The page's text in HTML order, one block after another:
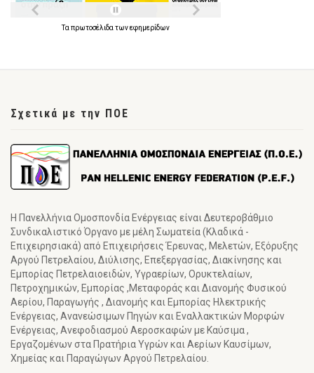
Τα πρωτοσέλιδα τωνεφημερίδων
Σχετικά με την ΠΟΕ
Η Πανελλήνια Ομοσπονδία Ενέργειας είναι Δευτεροβάθμιο
Συνδικαλιστικό Όργανο με μέλη Σωματεία (Κλαδικά -
Επιχειρησιακά) από Επιχειρήσεις Έρευνας, Μελετών, Εξόρυξης
Αργού Πετρελαίου, Διύλισης, Επεξεργασίας, Διακίνησης και
Εμπορίας Πετρελαιοειδών, Υγραερίων, Ορυκτελαίων,
Πετροχημικών, Εμπορίας ,Μεταφοράς και Διανομής Φυσικού
Αερίου, Παραγωγής , Διανομής και Εμπορίας Ηλεκτρικής
Ενέργειας, Ανανεώσιμων Πηγών και Εναλλακτικών Μορφών
Ενέργειας, Ανεφοδιασμού Αεροσκαφών με Καύσιμα ,
Εργαζομένων στα Πρατήρια Υγρών και Αερίων Καυσίμων,
Χημείας και Παραγώγων Αργού Πετρελαίου.